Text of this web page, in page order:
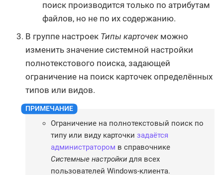
поиск производится только по атрибутам
файлов, но не по их содержанию.
В группе настроек Типы карточек можно
изменить значение системной настройки
полнотекстового поиска, задающей
ограничение на поиск карточек определённых
типов или видов.
Ограничение на полнотекстовый поиск по
типу или виду карточки задаётся
администратором в справочнике
Системные настройки для всех
пользователей Windows-клиента.